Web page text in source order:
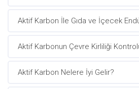
Aktif Karbon İle Gıda ve İçecek
Aktif Karbonun Çevre Kirliliği
Aktif Karbon Nelere İyi Gelir?